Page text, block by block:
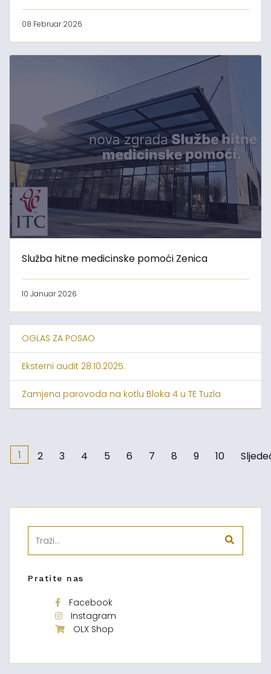
08 Februar 2026
Služba hitne medicinske pomoći Zenica
10 Januar 2026
OGLAS ZA POSAO
Eksterni audit 28.10.2025.
Zamjena parovoda na kotlu Bloka 4 u TE Tuzla
1 2 3 4 5 6 7 8 9 10
Pratite nas
Facebook
Instagram
OLX Shop